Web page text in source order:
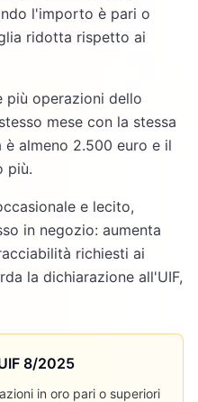
l'importo è pari o
ridotta rispetto ai
più operazioni dello
mese con la stessa
almeno 2.500 euro e il
più.
e lecito,
in negozio: aumenta
richiesti ai
la dichiarazione all'UIF,
8/2025
in oro pari o superiori